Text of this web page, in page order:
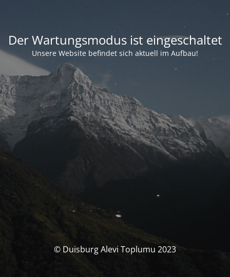
Der Wartungsmodus ist eingeschaltet
Unsere Website befindet sich aktuell im Aufbau!
© Duisburg Alevi Toplumu 2023